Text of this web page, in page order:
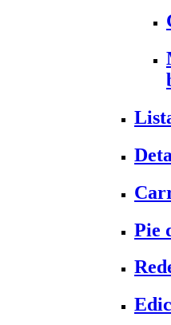
Pie